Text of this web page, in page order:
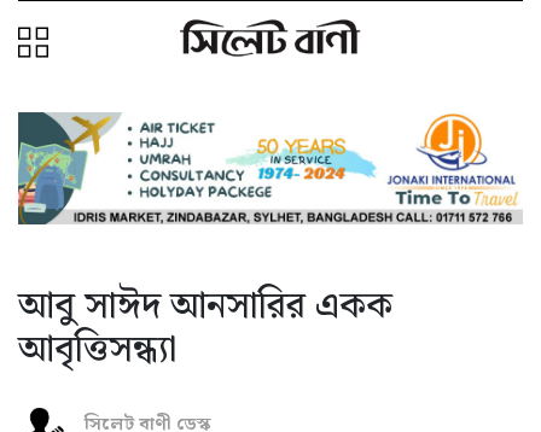
আবু সাঈদ আনসারির একক
আবৃত্তিসন্ধ্যা
সিলেট বাণী ডেস্ক